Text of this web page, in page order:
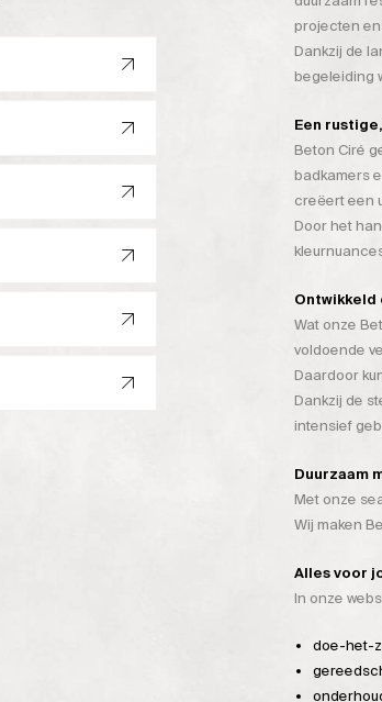
projecten
Dankzij de
begeleiding
Een
Beton Ciré
badkamers
creëert een
Door het
Ontwikkeld
Wat onze
voldoende
Daardoor
Dankzij de
intensief
Duurzaam
Met onze
Wij maken
Alles voor
In onze
doe-het-